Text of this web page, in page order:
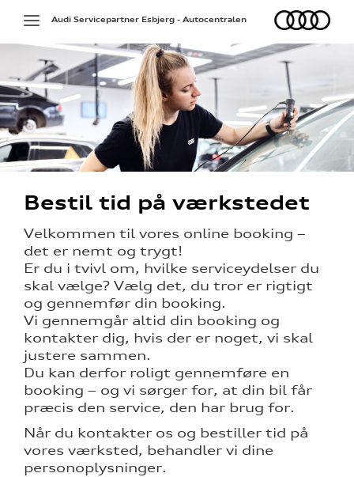
5 år?
til
Toggle
navigation
Audi
Audi Servicepartner Esbjerg - Autocentralen
Bestil tid på værkstedet
Velkommen til vores online booking –
det er nemt og trygt!
Er du i tvivl om, hvilke serviceydelser du
skal vælge? Vælg det, du tror er rigtigt
og gennemfør din booking.
Vi gennemgår altid din booking og
kontakter dig, hvis der er noget, vi skal
justere sammen.
Du kan derfor roligt gennemføre en
booking – og vi sørger for, at din bil får
præcis den service, den har brug for.
Når du kontakter os og bestiller tid på
vores værksted, behandler vi dine
personoplysninger.